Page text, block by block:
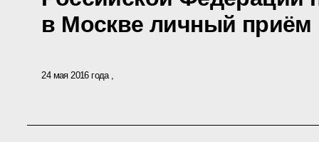
в Москве личный приём
24 мая 2016 года